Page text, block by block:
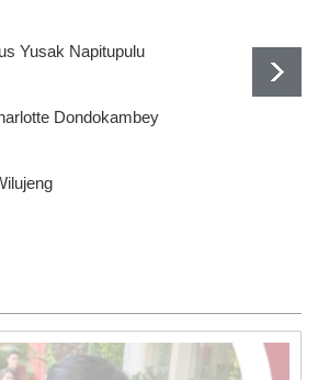
Yusak Napitupulu
Dondokambey